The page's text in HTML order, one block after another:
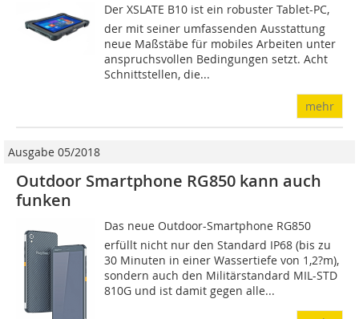
Der XSLATE B10 ist ein robuster Tablet-PC,
der mit seiner umfassenden Ausstattung
neue Maßstäbe für mobiles Arbeiten unter
anspruchsvollen Bedingungen setzt. Acht
Schnittstellen, die...
mehr
Ausgabe 05/2018
Outdoor Smartphone RG850 kann auch
funken
Das neue Outdoor-Smartphone RG850
erfüllt nicht nur den Standard IP68 (bis zu
30 Mi­nuten in einer Wassertiefe von 1,2?m),
sondern auch den Militärstandard MIL-STD
810G und ist damit gegen alle...